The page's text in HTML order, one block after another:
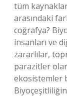
tüm
arasındaki
coğrafya?
insanları ve
zararlılar,
parazitler
ekosistemler
Biyoçeşitliliğin